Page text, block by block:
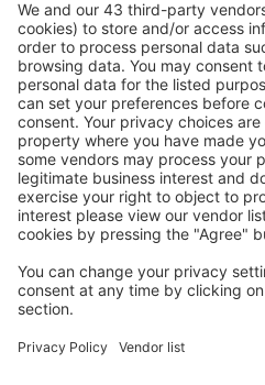
Leon (LEN)
Lérida-Alguaire (ILD)
Madrid-Barajas (MAD)
Valencia-Manises (VLC)
Salamanca Matacán (SLM)
Melilla (MLN)
Menorca Mahón (MAH)